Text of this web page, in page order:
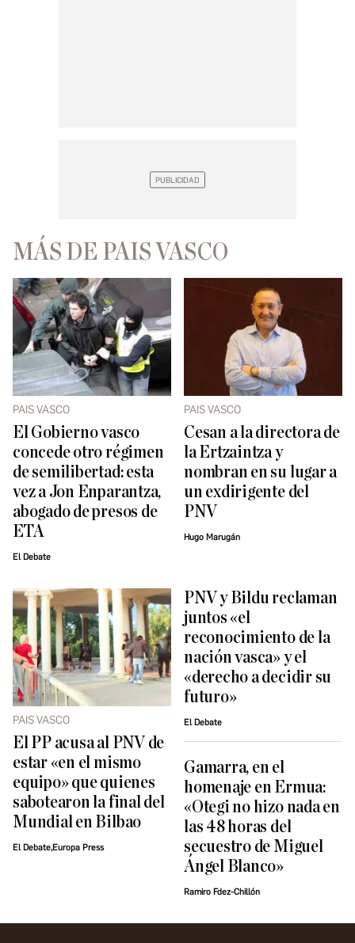
MÁS DE PAIS VASCO
PAIS VASCO
El Gobierno vasco
concede otro régimen
de semilibertad: esta
vez a Jon Enparantza,
abogado de presos de
ETA
El Debate
PAIS VASCO
Cesan a la directora de
la Ertzaintza y
nombran en su lugar a
un exdirigente del
PNV
Hugo Marugán
PAIS VASCO
El PP acusa al PNV de
estar «en el mismo
equipo» que quienes
sabotearon la final del
Mundial en Bilbao
El Debate,Europa Press
PNV y Bildu reclaman
juntos «el
reconocimiento de la
nación vasca» y el
«derecho a decidir su
futuro»
El Debate
Gamarra, en el
homenaje en Ermua:
«Otegi no hizo nada en
las 48 horas del
secuestro de Miguel
Ángel Blanco»
Ramiro Fdez-Chillón